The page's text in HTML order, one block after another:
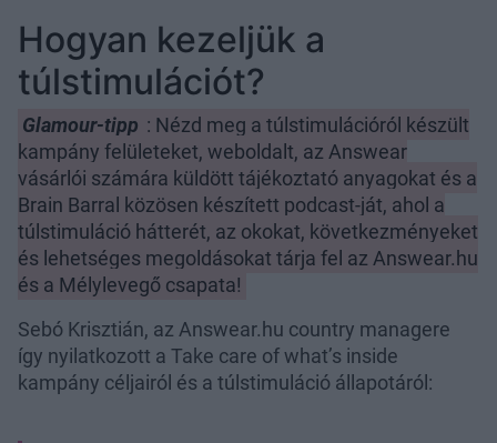
Hogyan kezeljük a
túlstimulációt?
Glamour-tipp : Nézd meg a túlstimulációról készült
kampány felületeket, weboldalt, az Answear
vásárlói számára küldött tájékoztató anyagokat és a
Brain Barral közösen készített podcast-ját, ahol a
túlstimuláció hátterét, az okokat, következményeket
és lehetséges megoldásokat tárja fel az Answear.hu
és a Mélylevegő csapata!
Sebó Krisztián, az Answear.hu country managere
így nyilatkozott a Take care of what’s inside
kampány céljairól és a túlstimuláció állapotáról: